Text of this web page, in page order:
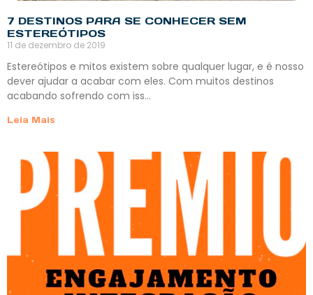
7 DESTINOS PARA SE CONHECER SEM
ESTEREÓTIPOS
11 de dezembro de 2019
Estereótipos e mitos existem sobre qualquer lugar, e é nosso
dever ajudar a acabar com eles. Com muitos destinos
acabando sofrendo com iss…
Leia Mais